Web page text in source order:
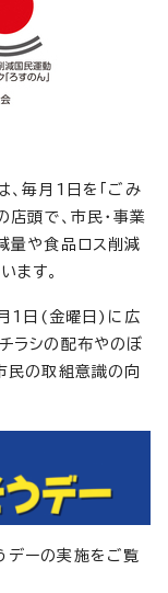
、毎月1日を「ごみ
店頭で、市民・事業
量や食品ロス削減
ます。
1日(金曜日)に広
ラシの配布やのぼ
民の取組意識の向
デーの実施をご覧